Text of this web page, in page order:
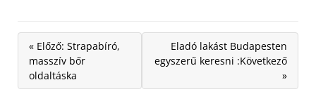
« Előző: Strapabíró,
masszív bőr
oldaltáska
Eladó lakást Budapesten
egyszerű keresni :Következő
»